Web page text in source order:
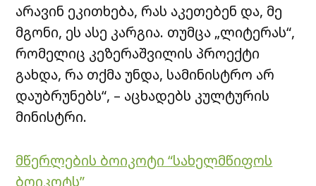
არავინ ეკითხება, რას აკეთებენ და, მე
მგონი, ეს ასე კარგია. თუმცა „ლიტერას“,
რომელიც კეზერაშვილის პროექტი
გახდა, რა თქმა უნდა, სამინისტრო არ
დაუბრუნებს“, – აცხადებს კულტურის
მინისტრი.
მწერლების ბოიკოტი “სახელმწიფოს
ბოიკოტს”